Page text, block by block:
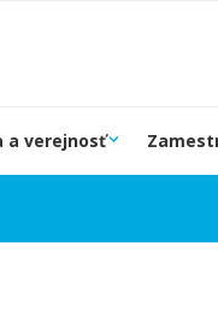
a verejnosť